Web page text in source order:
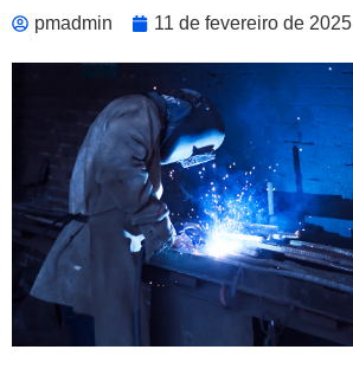
pmadmin 11 de fevereiro de 2025